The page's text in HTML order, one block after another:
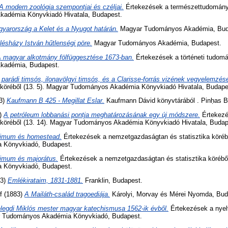
modern zoológia szempontjai és czéljai. Értekezések a
Könyvkiadó Hivatala, Budapest.
a Kelet és a Nyugot határán. Magyar Tudományos Akadémia,
István hűtlenségi pöre. Magyar Tudományos Akadémia, Budapest.
magyar alkotmány fölfüggesztése 1673-ban.
Értekezések a történeti
Budapest.
parádi timsós, ilonavölgyi timsós, és a Clarisse-forrás vizének
(13. 5). Magyar Tudományos Akadémia Könyvkiadó Hivatala,
Kaufmann B 425 - Megillat Eslar. Kaufmann Dávid könyvtárából . Pinḥas
A petróleum lobbanási pontja meghatározásának egy új módszere.
(13. 14). Magyar Tudományos Akadémia Könyvkiadó Hivatala,
és homestead. Értekezések a nemzetgazdaságtan és statisztika
Könyvkiadó, Budapest.
és majorátus.
Értekezések a nemzetgazdaságtan és statisztika
Könyvkiadó, Budapest.
Emlékirataim, 1831-1881.
Franklin, Budapest.
(1883)A Mailáth-család tragoediája. Károlyi, Morvay és Mérei Nyomda,
Miklós mester magyar katechismusa 1562-ik évből. Értekezések a
Akadémia Könyvkiadó, Budapest.